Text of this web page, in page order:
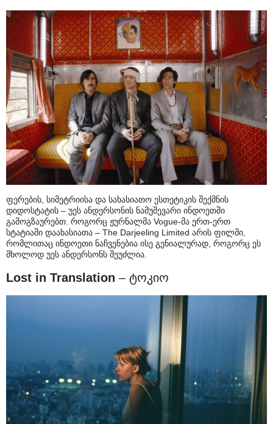
ფერების, სიმეტრიისა და სახასიათო ესთეტიკის შექმნის
დიდოსტატის – უეს ანდერსონის ნამუშევარი ინდოეთში
გამოგზაურებთ. როგორც ჟურნალმა Vogue-მა ერთ-ერთ
სტატიაში დაახასიათა – The Darjeeling Limited არის ფილმი,
რომლითაც ინდოეთი ნაჩვენებია ისე გენიალურად, როგორც ეს
მხოლოდ უეს ანდერსონს შეუძლია.
Lost in Translation – ტოკიო